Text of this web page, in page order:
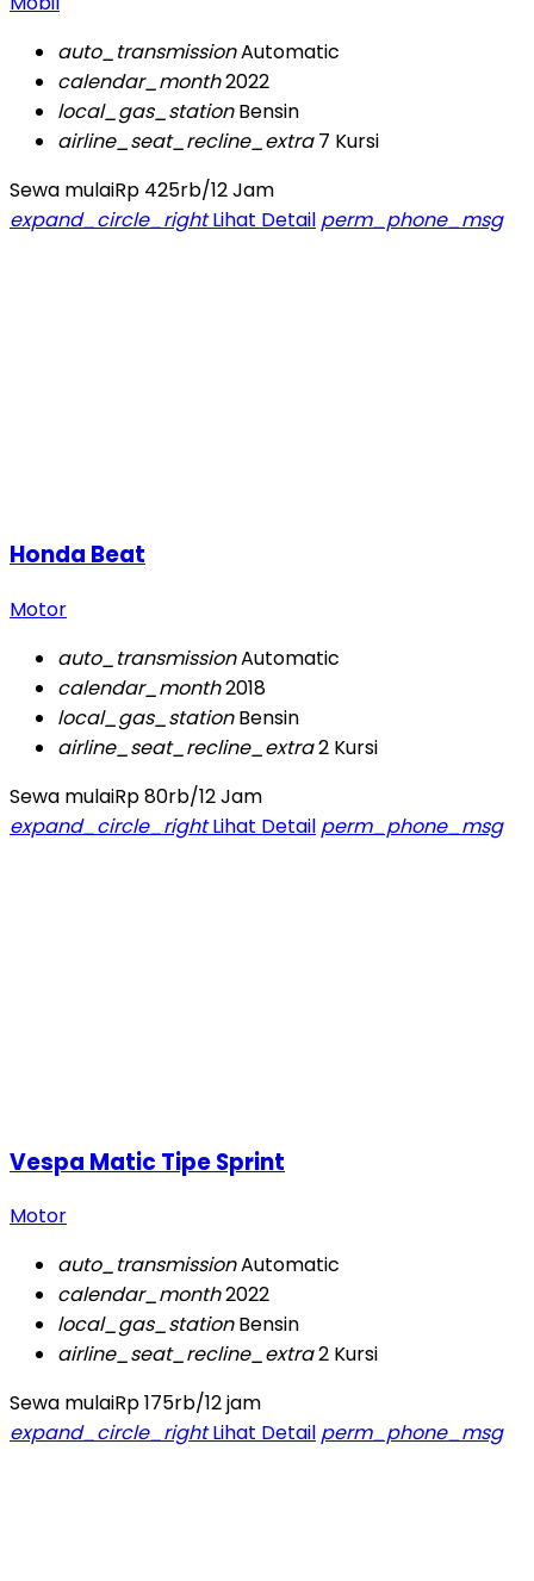
auto_transmissionAutomatic
calendar_month2022
local_gas_stationBensin
airline_seat_recline_extra7 Kursi
Sewa mulaiRp 425rb/12 Jam
expand_circle_rightLihat Detail perm_phone_msg
Honda Beat
Motor
auto_transmissionAutomatic
calendar_month2018
local_gas_stationBensin
airline_seat_recline_extra2 Kursi
Sewa mulaiRp 80rb/12 Jam
expand_circle_rightLihat Detail perm_phone_msg
Vespa Matic Tipe Sprint
Motor
auto_transmissionAutomatic
calendar_month2022
local_gas_stationBensin
airline_seat_recline_extra2 Kursi
Sewa mulaiRp 175rb/12 jam
expand_circle_rightLihat Detail perm_phone_msg